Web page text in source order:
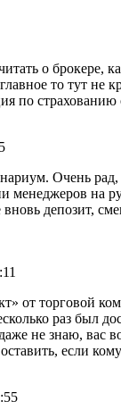
о брокере,
то тут не
по
Очень рад,
менеджеров на
депозит,
от торговой
раз был
не знаю, вас
если